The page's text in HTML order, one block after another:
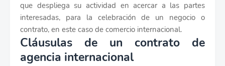
que despliega su actividad en acercar a las partes
interesadas, para la celebración de un negocio o
contrato, en este caso de comercio internacional.
Cláusulas de un contrato de
agencia internacional